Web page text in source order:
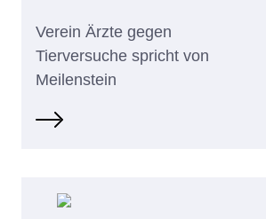
Verein Ärzte gegen
Tierversuche spricht von
Meilenstein